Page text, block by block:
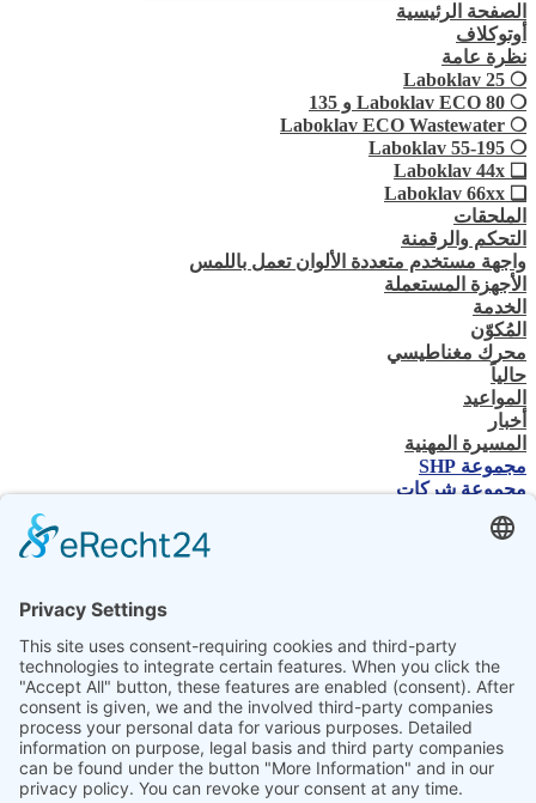
الصفحة الرئيسية
أوتوكلاف
نظرة عامة
❍ Laboklav 25
❍ Laboklav ECO 80 و 135
❍ Laboklav ECO Wastewater
❍ Laboklav 55-195
❏ Laboklav 44x
❏ Laboklav 66xx
الملحقات
التحكم والرقمنة
واجهة مستخدم متعددة الألوان تعمل باللمس
الأجهزة المستعملة
الخدمة
المُكوّن
محرك مغناطيسي
حالياً
المواعيد
أخبار
المسيرة المهنية
مجموعة SHP
مجموعة شركات
جهة الاتصال
اتصل بنا
اختر لغتك
DE
PL